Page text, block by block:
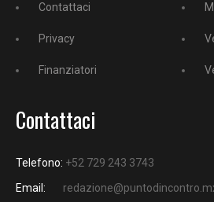
Contattaci
Privacy
Finanziatori
Contattaci
Telefono: +52 729 243 3743
Email: